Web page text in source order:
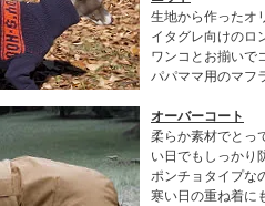
生地から作ったオ
イタグレ向けのロ
ワンコとお揃いで
パパママ用のマフ
オーバーコート
柔らか素材でとっ
い日でもしっかり
ポンチョタイプな
寒い日の重ね着に